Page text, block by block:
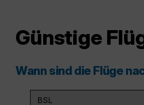
Günstige
Wann sind die Flüge